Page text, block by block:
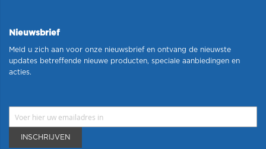
Nieuwsbrief
Meld u zich aan voor onze nieuwsbrief en ontvang de nieuwste
updates betreffende nieuwe producten, speciale aanbiedingen en
acties.
INSCHRIJVEN